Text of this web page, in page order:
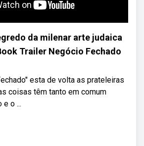
da milenar arte judaica
Trailer Negócio Fechado
esta de volta as prateleiras
coisas têm tanto em comum
e o ...